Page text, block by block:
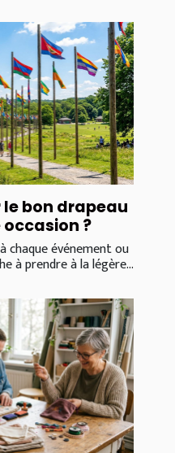
bon drapeau
?
chaque événement ou
à prendre à la légère...